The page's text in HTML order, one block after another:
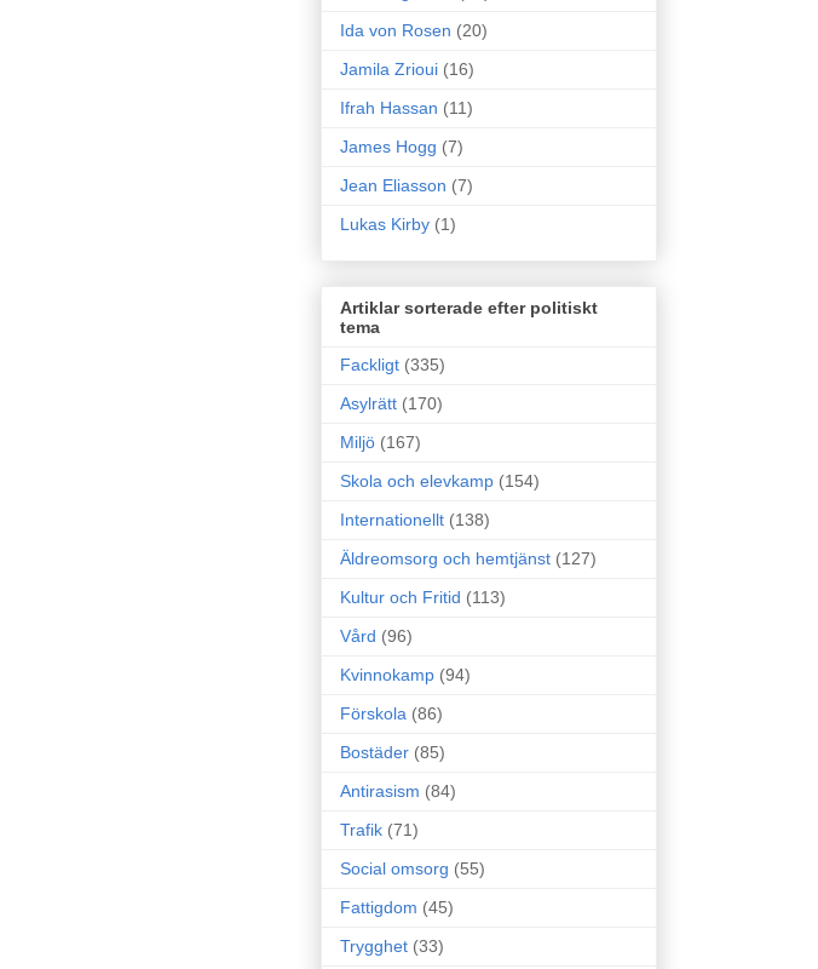
Ida von Rosen (20)
Jamila Zrioui (16)
Ifrah Hassan (11)
James Hogg (7)
Jean Eliasson (7)
Lukas Kirby (1)
Artiklar sorterade efter politiskt
tema
Fackligt (335)
Asylrätt (170)
Miljö (167)
Skola och elevkamp (154)
Internationellt (138)
Äldreomsorg och hemtjänst (127)
Kultur och Fritid (113)
Vård (96)
Kvinnokamp (94)
Förskola (86)
Bostäder (85)
Antirasism (84)
Trafik (71)
Social omsorg (55)
Fattigdom (45)
Trygghet (33)